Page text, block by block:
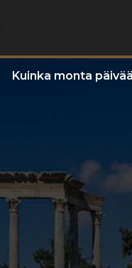
Kuinka monta